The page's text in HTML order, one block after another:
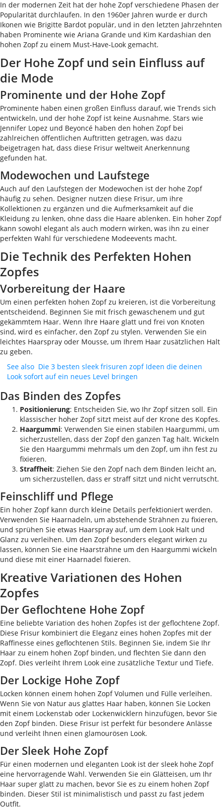
In der modernen Zeit hat der hohe Zopf verschiedene Phasen der
Popularität durchlaufen. In den 1960er Jahren wurde er durch
Ikonen wie Brigitte Bardot populär, und in den letzten Jahrzehnten
haben Prominente wie Ariana Grande und Kim Kardashian den
hohen Zopf zu einem Must-Have-Look gemacht.
Der Hohe Zopf und sein Einfluss auf
die Mode
Prominente und der Hohe Zopf
Prominente haben einen großen Einfluss darauf, wie Trends sich
entwickeln, und der hohe Zopf ist keine Ausnahme. Stars wie
Jennifer Lopez und Beyoncé haben den hohen Zopf bei
zahlreichen öffentlichen Auftritten getragen, was dazu
beigetragen hat, dass diese Frisur weltweit Anerkennung
gefunden hat.
Modewochen und Laufstege
Auch auf den Laufstegen der Modewochen ist der hohe Zopf
häufig zu sehen. Designer nutzen diese Frisur, um ihre
Kollektionen zu ergänzen und die Aufmerksamkeit auf die
Kleidung zu lenken, ohne dass die Haare ablenken. Ein hoher Zopf
kann sowohl elegant als auch modern wirken, was ihn zu einer
perfekten Wahl für verschiedene Modeevents macht.
Die Technik des Perfekten Hohen
Zopfes
Vorbereitung der Haare
Um einen perfekten hohen Zopf zu kreieren, ist die Vorbereitung
entscheidend. Beginnen Sie mit frisch gewaschenem und gut
gekämmtem Haar. Wenn Ihre Haare glatt und frei von Knoten
sind, wird es einfacher, den Zopf zu stylen. Verwenden Sie ein
leichtes Haarspray oder Mousse, um Ihrem Haar zusätzlichen Halt
zu geben.
See also Die 3 besten sleek frisuren zopf Ideen die deinen
Look sofort auf ein neues Level bringen
Das Binden des Zopfes
Positionierung: Entscheiden Sie, wo Ihr Zopf sitzen soll. Ein
klassischer hoher Zopf sitzt meist auf der Krone des Kopfes.
Haargummi: Verwenden Sie einen stabilen Haargummi, um
sicherzustellen, dass der Zopf den ganzen Tag hält. Wickeln
Sie den Haargummi mehrmals um den Zopf, um ihn fest zu
fixieren.
Straffheit: Ziehen Sie den Zopf nach dem Binden leicht an,
um sicherzustellen, dass er straff sitzt und nicht verrutscht.
Feinschliff und Pflege
Ein hoher Zopf kann durch kleine Details perfektioniert werden.
Verwenden Sie Haarnadeln, um abstehende Strähnen zu fixieren,
und sprühen Sie etwas Haarspray auf, um dem Look Halt und
Glanz zu verleihen. Um den Zopf besonders elegant wirken zu
lassen, können Sie eine Haarsträhne um den Haargummi wickeln
und diese mit einer Haarnadel fixieren.
Kreative Variationen des Hohen
Zopfes
Der Geflochtene Hohe Zopf
Eine beliebte Variation des hohen Zopfes ist der geflochtene Zopf.
Diese Frisur kombiniert die Eleganz eines hohen Zopfes mit der
Raffinesse eines geflochtenen Stils. Beginnen Sie, indem Sie Ihr
Haar zu einem hohen Zopf binden, und flechten Sie dann den
Zopf. Dies verleiht Ihrem Look eine zusätzliche Textur und Tiefe.
Der Lockige Hohe Zopf
Locken können einem hohen Zopf Volumen und Fülle verleihen.
Wenn Sie von Natur aus glattes Haar haben, können Sie Locken
mit einem Lockenstab oder Lockenwicklern hinzufügen, bevor Sie
den Zopf binden. Diese Frisur ist perfekt für besondere Anlässe
und verleiht Ihnen einen glamourösen Look.
Der Sleek Hohe Zopf
Für einen modernen und eleganten Look ist der sleek hohe Zopf
eine hervorragende Wahl. Verwenden Sie ein Glätteisen, um Ihr
Haar super glatt zu machen, bevor Sie es zu einem hohen Zopf
binden. Dieser Stil ist minimalistisch und passt zu fast jedem
Outfit.